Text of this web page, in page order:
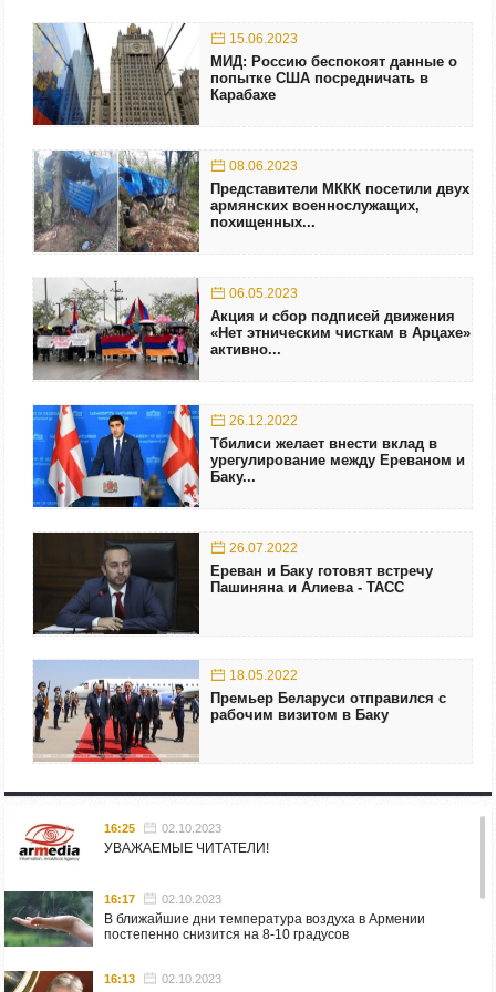
15.06.2023
МИД: Россию беспокоят данные о
попытке США посредничать в
Карабахе
08.06.2023
Представители МККК посетили двух
армянских военнослужащих,
похищенных...
06.05.2023
Акция и сбор подписей движения
«Нет этническим чисткам в Арцахе»
активно...
26.12.2022
Тбилиси желает внести вклад в
урегулирование между Ереваном и
Баку...
26.07.2022
Ереван и Баку готовят встречу
Пашиняна и Алиева - ТАСС
18.05.2022
Премьер Беларуси отправился с
рабочим визитом в Баку
16:25 02.10.2023
УВАЖАЕМЫЕ ЧИТАТЕЛИ!
16:17 02.10.2023
В ближайшие дни температура воздуха в Армении
постепенно снизится на 8-10 градусов
16:13 02.10.2023